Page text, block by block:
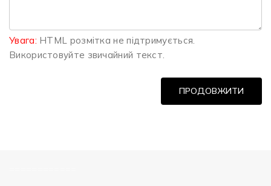
Увага: HTML розмітка не підтримується.
Використовуйте звичайний текст.
ПРОДОВЖИТИ